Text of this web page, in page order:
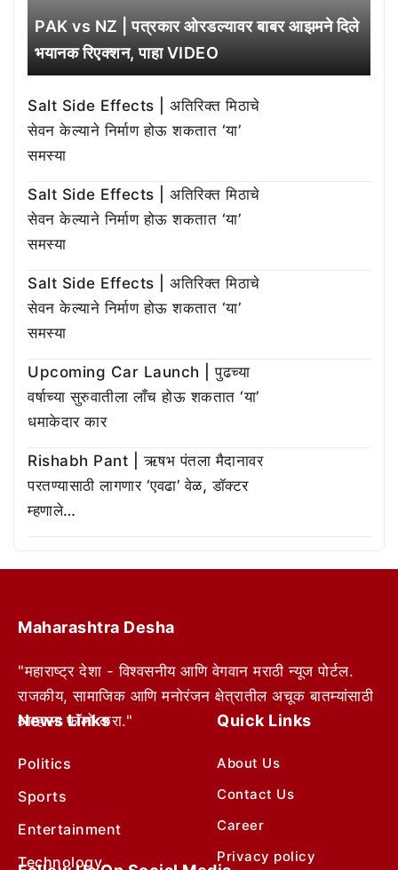
PAK vs NZ | पत्रकार ओरडल्यावर बाबर आझमने दिले
भयानक रिएक्शन, पाहा VIDEO
Salt Side Effects | अतिरिक्त मिठाचे
सेवन केल्याने निर्माण होऊ शकतात ‘या’
समस्या
Salt Side Effects | अतिरिक्त मिठाचे
सेवन केल्याने निर्माण होऊ शकतात ‘या’
समस्या
Salt Side Effects | अतिरिक्त मिठाचे
सेवन केल्याने निर्माण होऊ शकतात ‘या’
समस्या
Upcoming Car Launch | पुढच्या
वर्षाच्या सुरुवातीला लाँच होऊ शकतात ‘या’
धमाकेदार कार
Rishabh Pant | ऋषभ पंतला मैदानावर
परतण्यासाठी लागणार ‘एवढा’ वेळ, डॉक्टर
म्हणाले…
Maharashtra Desha
"महाराष्ट्र देशा - विश्वसनीय आणि वेगवान मराठी न्यूज पोर्टल.
राजकीय, सामाजिक आणि मनोरंजन क्षेत्रातील अचूक बातम्यांसाठी
आम्हाला फॉलो करा."
News Links
Politics
Sports
Entertainment
Technology
Quick Links
About Us
Contact Us
Career
Privacy policy